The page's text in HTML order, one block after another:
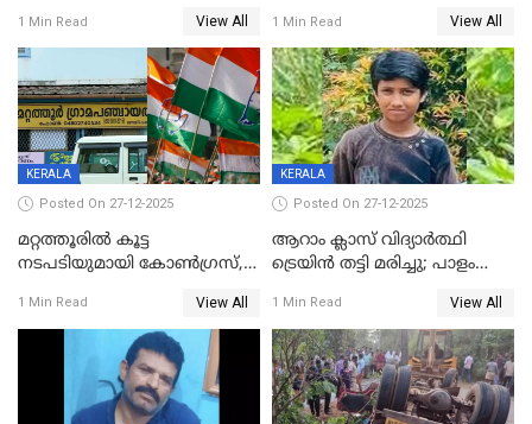
മാനസികപീഡനമെന്ന് കുറിപ്പ്
1 Min Read View All
സുഹൃത്തും പൊലീസ്
കസ്റ്റഡിയിൽ
1 Min Read View All
KERALA
Posted On 27-12-2025
മറ്റത്തൂരിൽ കൂട്ട
നടപടിയുമായി കോണ്‍ഗ്രസ്,
എട്ട് പേര്‍ ഉള്‍പ്പെടെ
പത്തുപേരെ പുറത്താക്കി,
ചൊവ്വന്നൂരിലും നടപടി
1 Min Read View All
KERALA
Posted On 27-12-2025
ആറാം ക്ലാസ് വിദ്യാർത്ഥി
ട്രെയിൻ തട്ടി മരിച്ചു; പാളം
അപകടം മലപ്പുറത്ത്
1 Min Read View All